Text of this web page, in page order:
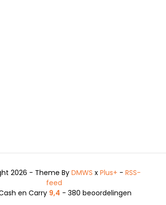
2026 - Theme ByDMWS xPlus+ -RSS-
feed
en Carry 9,4 - 380 beoordelingen